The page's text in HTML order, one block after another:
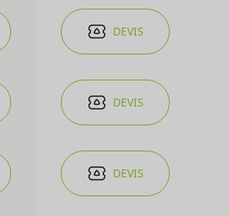
DEVIS
DEVIS
DEVIS